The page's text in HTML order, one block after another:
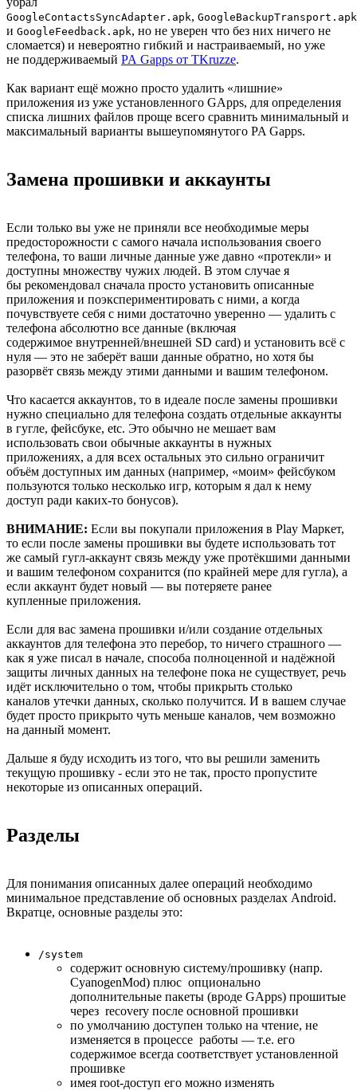
GoogleContactsSyncAdapter.apk, GoogleBackupTransport.apk
и GoogleFeedback.apk, но не уверен что без них ничего не
сломается) и невероятно гибкий и настраиваемый, но уже
не поддерживаемый PA Gapps от TKruzze.
Как вариант ещё можно просто удалить «лишние»
приложения из уже установленного GApps, для определения
списка лишних файлов проще всего сравнить минимальный и
максимальный варианты вышеупомянутого PA Gapps.
Замена прошивки и аккаунты
Если только вы уже не приняли все необходимые меры
предосторожности с самого начала использования своего
телефона, то ваши личные данные уже давно «протекли» и
доступны множеству чужих людей. В этом случае я
бы рекомендовал сначала просто установить описанные
приложения и поэкспериментировать с ними, а когда
почувствуете себя с ними достаточно уверенно — удалить с
телефона абсолютно все данные (включая
содержимое внутренней/внешней SD card) и установить всё с
нуля — это не заберёт ваши данные обратно, но хотя бы
разорвёт связь между этими данными и вашим телефоном.
Что касается аккаунтов, то в идеале после замены прошивки
нужно специально для телефона создать отдельные аккаунты
в гугле, фейсбуке, etc. Это обычно не мешает вам
использовать свои обычные аккаунты в нужных
приложениях, а для всех остальных это сильно ограничит
объём доступных им данных (например, «моим» фейсбуком
пользуются только несколько игр, которым я дал к нему
доступ ради каких-то бонусов).
ВНИМАНИЕ: Если вы покупали приложения в Play Маркет,
то если после замены прошивки вы будете использовать тот
же самый гугл-аккаунт связь между уже протёкшими данными
и вашим телефоном сохранится (по крайней мере для гугла), а
если аккаунт будет новый — вы потеряете ранее
купленные приложения.
Если для вас замена прошивки и/или создание отдельных
аккаунтов для телефона это перебор, то ничего страшного —
как я уже писал в начале, способа полноценной и надёжной
защиты личных данных на телефоне пока не существует, речь
идёт исключительно о том, чтобы прикрыть столько
каналов утечки данных, сколько получится. И в вашем случае
будет просто прикрыто чуть меньше каналов, чем возможно
на данный момент.
Дальше я буду исходить из того, что вы решили заменить
текущую прошивку - если это не так, просто пропустите
некоторые из описанных операций.
Разделы
Для понимания описанных далее операций необходимо
минимальное представление об основных разделах Android.
Вкратце, основные разделы это:
/system
содержит основную систему/прошивку (напр.
CyanogenMod) плюс опционально
дополнительные пакеты (вроде GApps) прошитые
через recovery после основной прошивки
по умолчанию доступен только на чтение, не
изменяется в процессе работы — т.е. его
содержимое всегда соответствует установленной
прошивке
имея root-доступ его можно изменять